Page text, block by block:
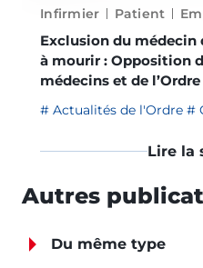
Infirmier
Patient
Exclusion du médecin
à mourir : Opposition
médecins et de
Actualités de l'Ordre
Lire la
Autres
Du même type